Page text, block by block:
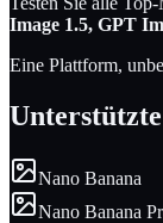
Image 1.5, GPT
Eine Plattform,
Nano Banana
Nano Banana